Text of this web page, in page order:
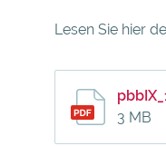
Lesen Sie hier
3 MB